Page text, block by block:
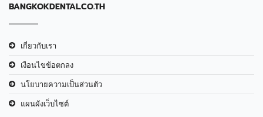
BANGKOKDENTAL.CO.TH
เกี่ยวกับเรา
เงือนไขข้อตกลง
นโยบายความเป็นส่วนตัว
แผนผังเว็บไซต์